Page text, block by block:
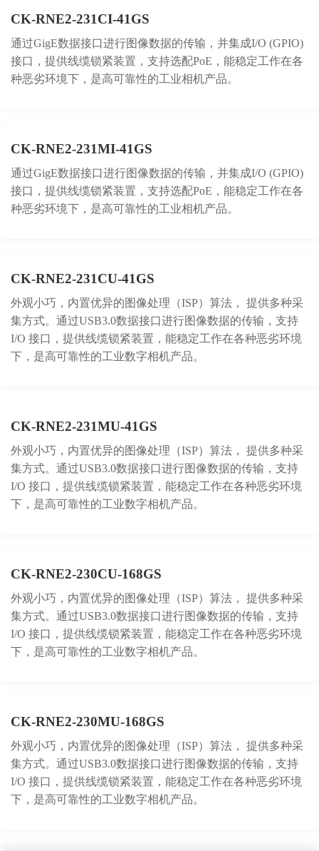
CK-RNE2-231CI-41GS
通过GigE数据接口进行图像数据的传输，并集成I/O (GPIO)
接口，提供线缆锁紧装置，支持选配PoE，能稳定工作在各
种恶劣环境下，是高可靠性的工业相机产品。
CK-RNE2-231MI-41GS
通过GigE数据接口进行图像数据的传输，并集成I/O (GPIO)
接口，提供线缆锁紧装置，支持选配PoE，能稳定工作在各
种恶劣环境下，是高可靠性的工业相机产品。
CK-RNE2-231CU-41GS
外观小巧，内置优异的图像处理（ISP）算法， 提供多种采
集方式。通过USB3.0数据接口进行图像数据的传输，支持
I/O 接口，提供线缆锁紧装置，能稳定工作在各种恶劣环境
下，是高可靠性的工业数字相机产品。
CK-RNE2-231MU-41GS
外观小巧，内置优异的图像处理（ISP）算法， 提供多种采
集方式。通过USB3.0数据接口进行图像数据的传输，支持
I/O 接口，提供线缆锁紧装置，能稳定工作在各种恶劣环境
下，是高可靠性的工业数字相机产品。
CK-RNE2-230CU-168GS
外观小巧，内置优异的图像处理（ISP）算法， 提供多种采
集方式。通过USB3.0数据接口进行图像数据的传输，支持
I/O 接口，提供线缆锁紧装置，能稳定工作在各种恶劣环境
下，是高可靠性的工业数字相机产品。
CK-RNE2-230MU-168GS
外观小巧，内置优异的图像处理（ISP）算法， 提供多种采
集方式。通过USB3.0数据接口进行图像数据的传输，支持
I/O 接口，提供线缆锁紧装置，能稳定工作在各种恶劣环境
下，是高可靠性的工业数字相机产品。